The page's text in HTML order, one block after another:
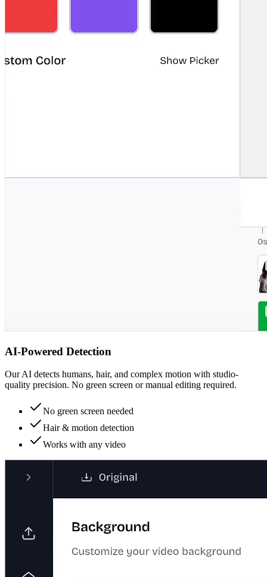
AI-Powered Detection
Our AI detects humans, hair, and complex motion with studio-
quality precision. No green screen or manual editing required.
No green screen needed
Hair & motion detection
Works with any video